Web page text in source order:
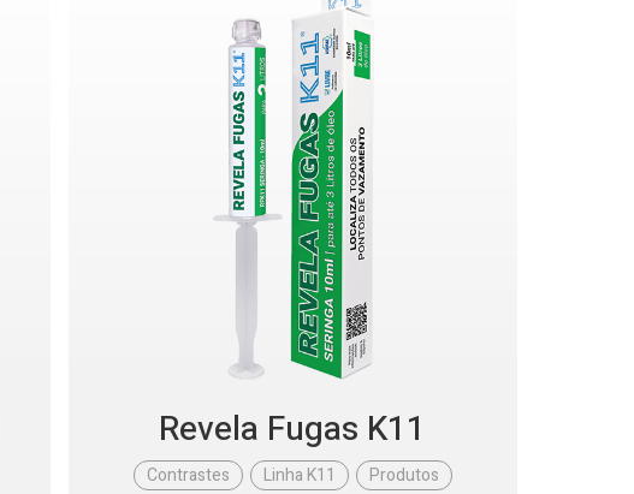
Revela Fugas K11
Contrastes , Linha K11 , Produtos